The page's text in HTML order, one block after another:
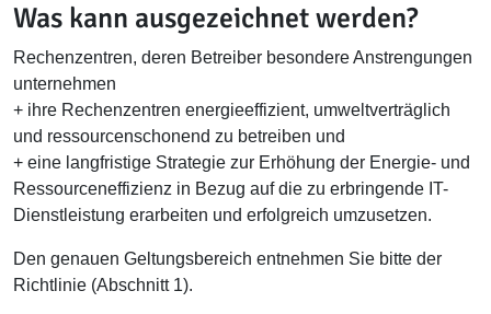
Was kann ausgezeichnet werden?
Rechenzentren, deren Betreiber besondere Anstrengungen
unternehmen
+ ihre Rechenzentren energieeffizient, umweltverträglich
und ressourcenschonend zu betreiben und
+ eine langfristige Strategie zur Erhöhung der Energie- und
Ressourceneffizienz in Bezug auf die zu erbringende IT-
Dienstleistung erarbeiten und erfolgreich umzusetzen.
Den genauen Geltungsbereich entnehmen Sie bitte der
Richtlinie (Abschnitt 1).